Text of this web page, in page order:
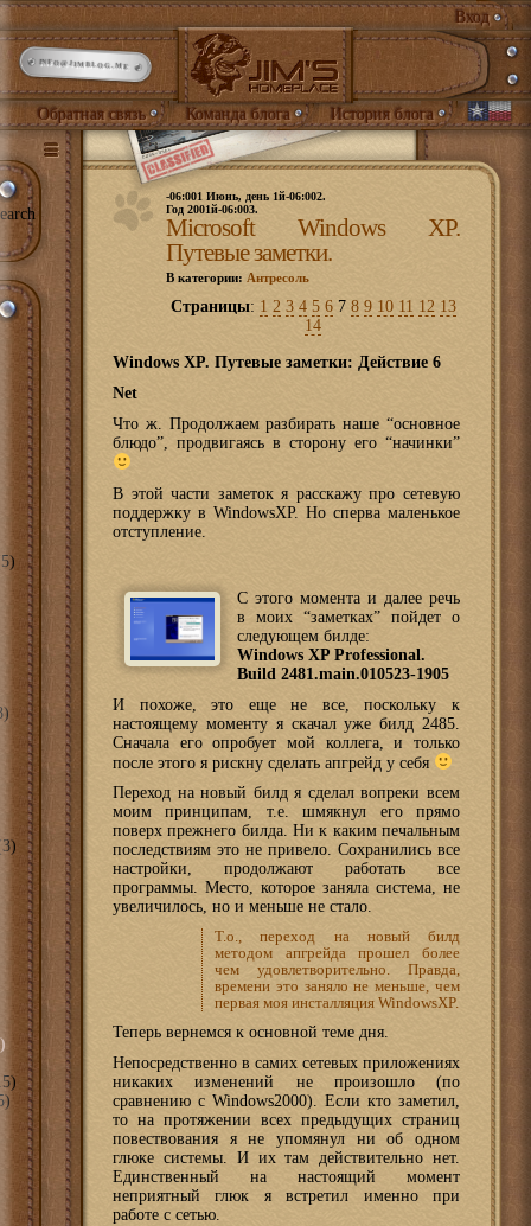
Вход
INFO@JIMBLOG.ME
Обратная связь Команда блога История блога
-06:001 Июнь, день 1й-06:002.
Год 2001й-06:003.
Microsoft Windows XP.
Путевые заметки.
В категории: Антресоль
Страницы: 1 2 3 4 5 6 7 8 9 10 11 12 13
14
Windows XP. Путевые заметки: Действие 6
Net
Что ж. Продолжаем разбирать наше “основное
блюдо”, продвигаясь в сторону его “начинки”
В этой части заметок я расскажу про сетевую
поддержку в WindowsXP. Но сперва маленькое
отступление.
С этого момента и далее речь
в моих “заметках” пойдет о
следующем билде:
Windows XP Professional.
Build 2481.main.010523-1905
И похоже, это еще не все, поскольку к
настоящему моменту я скачал уже билд 2485.
Сначала его опробует мой коллега, и только
после этого я рискну сделать апгрейд у себя
Переход на новый билд я сделал вопреки всем
моим принципам, т.е. шмякнул его прямо
поверх прежнего билда. Ни к каким печальным
последствиям это не привело. Сохранились все
настройки, продолжают работать все
программы. Место, которое заняла система, не
увеличилось, но и меньше не стало.
Т.о., переход на новый билд
методом апгрейда прошел более
чем удовлетворительно. Правда,
времени это заняло не меньше, чем
первая моя инсталляция WindowsXP.
Теперь вернемся к основной теме дня.
Непосредственно в самих сетевых приложениях
никаких изменений не произошло (по
сравнению с Windows2000). Если кто заметил,
то на протяжении всех предыдущих страниц
повествования я не упомянул ни об одном
глюке системы. И их там действительно нет.
Единственный на настоящий момент
неприятный глюк я встретил именно при
работе с сетью.